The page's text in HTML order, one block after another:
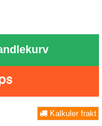
Kalkuler frakt